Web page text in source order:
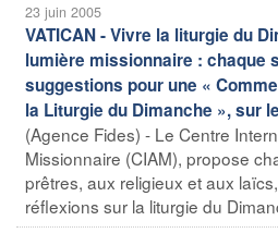
23 juin 2005
VATICAN - Vivre la liturgie du
lumière missionnaire : chaque
suggestions pour une «
la Liturgie du Dimanche », sur
(Agence Fides) - Le Centre
Missionnaire (CIAM), propose
prêtres, aux religieux et aux
réflexions sur la liturgie du